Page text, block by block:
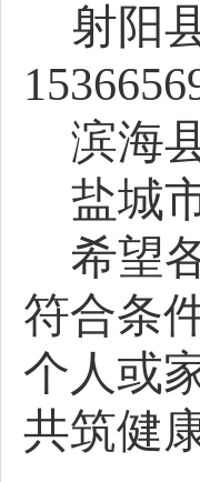
射阳
滨海
盐城
希望
符合条
个人或
共筑健